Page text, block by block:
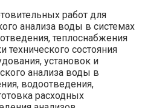
работ для
анализа воды в системах
теплоснабжения
технического состояния
установок и
анализа воды в
водоотведения,
расходных